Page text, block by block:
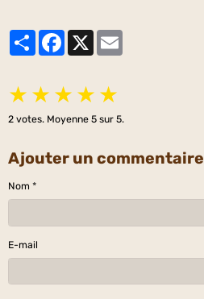
PartagerFacebook
★ ★ ★ ★ ★
2 votes. Moyenne 5 sur 5.
Ajouter un commentaire
Nom
E-mail